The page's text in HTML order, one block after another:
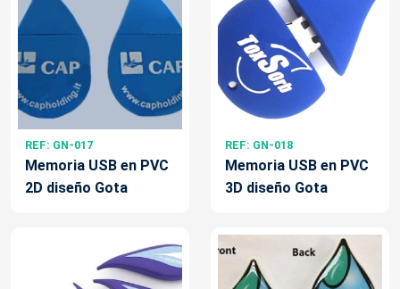
REF: GN-017
Memoria USB en PVC
2D diseño Gota
REF: GN-018
Memoria USB en PVC
3D diseño Gota